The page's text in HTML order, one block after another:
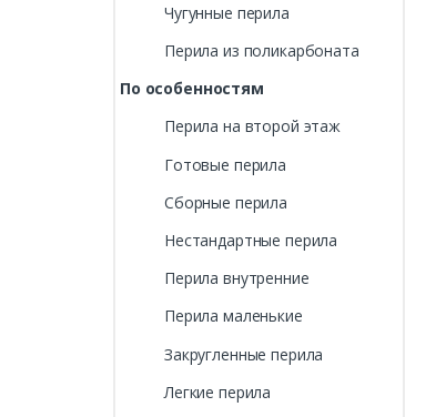
Чугунные перила
Перила из поликарбоната
По особенностям
Перила на второй этаж
Готовые перила
Сборные перила
Нестандартные перила
Перила внутренние
Перила маленькие
Закругленные перила
Легкие перила